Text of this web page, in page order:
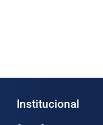
Institucional